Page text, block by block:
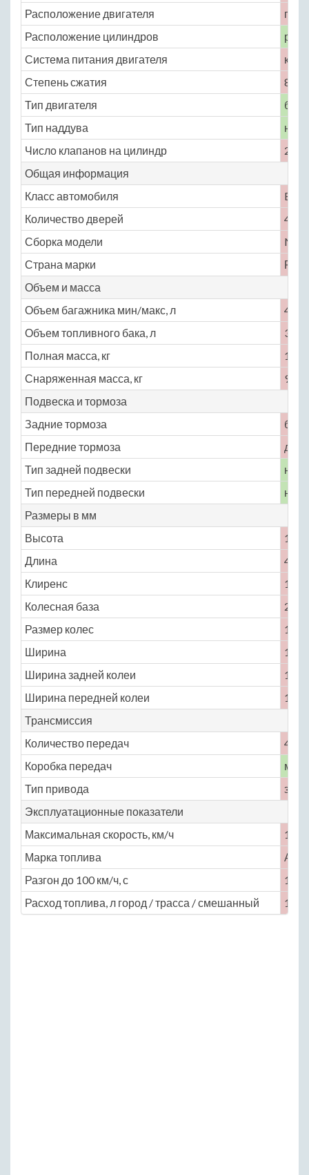
Расположение двигателя
Расположение цилиндров
Система питания двигателя
Степень сжатия
8.5
Тип двигателя
Тип наддува
нет
Число клапанов на цилиндр
2
Общая информация
Класс автомобиля
B
Количество дверей
4
Сборка модели
No
Страна марки
Объем и масса
Объем багажника мин/макс, л
400
Объем топливного бака, л
39
Полная масса, кг
1430
Снаряженная масса, кг
965
Подвеска и тормоза
Задние тормоза
Передние тормоза
Тип задней подвески
Тип передней подвески
Размеры в мм
Высота
1440
Длина
4116
Клиренс
170
Колесная база
2424
Размер колес
175
Ширина
1611
Ширина задней колеи
1321
Ширина передней колеи
1365
Трансмиссия
Количество передач
4
Коробка передач
Тип привода
Эксплуатационные показатели
Максимальная скорость, км/ч
150
Марка топлива
АИ-
Разгон до 100 км/ч, с
19
Расход топлива, л город / трасса / смешанный
11.5